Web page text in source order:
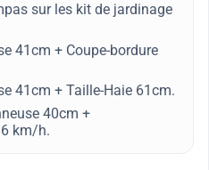
sur les kit de jardinage
41cm + Coupe-bordure
41cm + Taille-Haie 61cm.
40cm +
km/h.